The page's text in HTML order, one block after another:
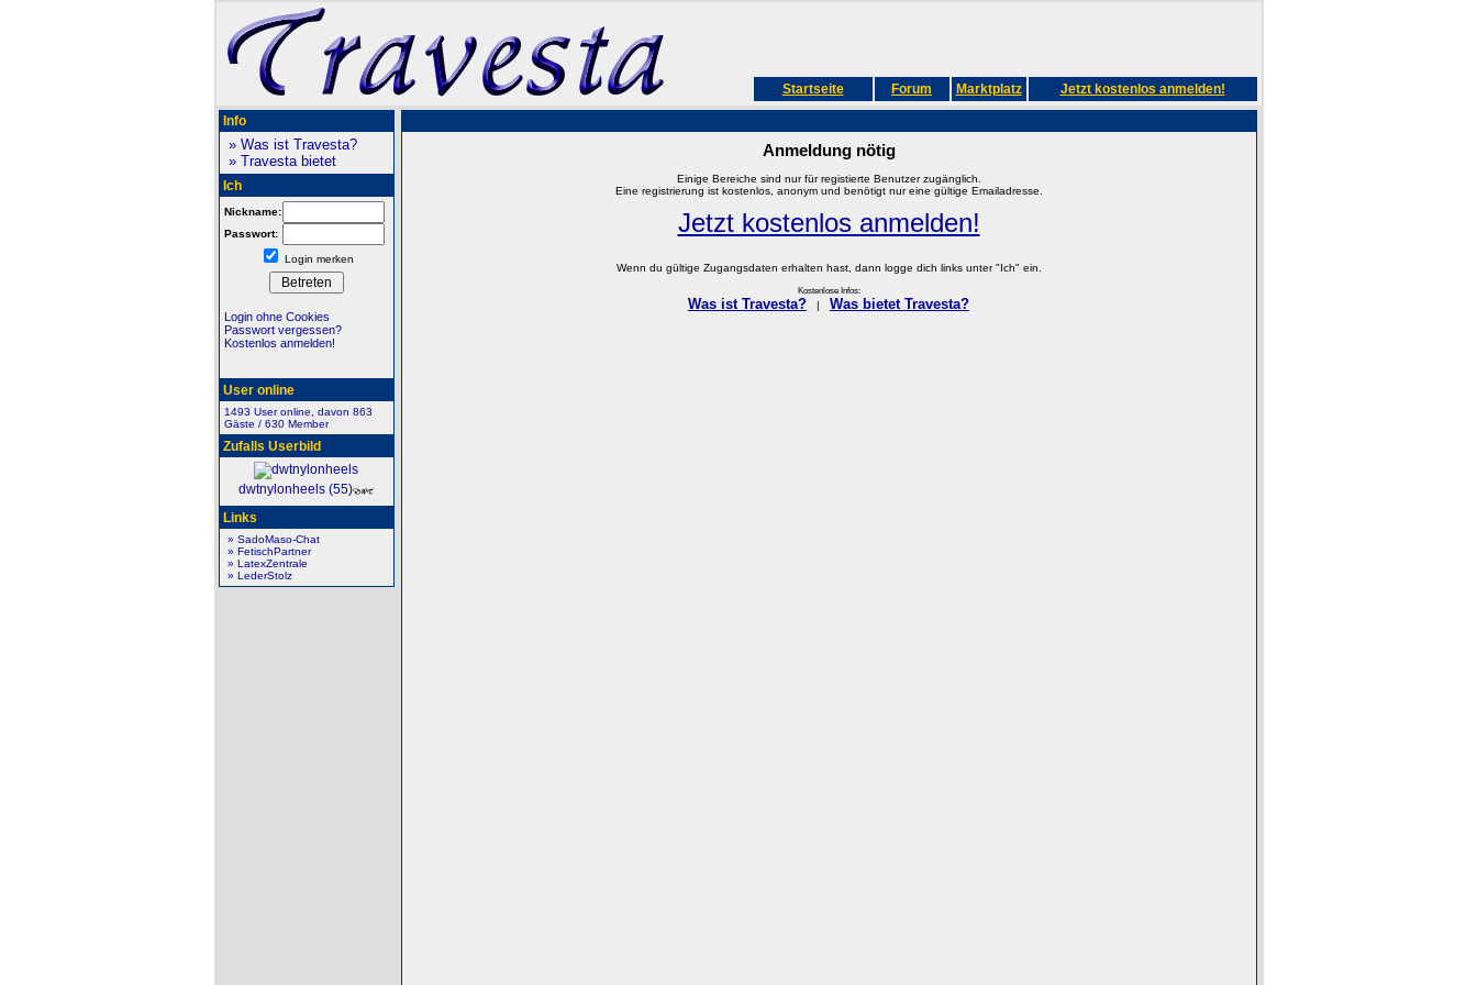
Startseite Forum Marktplatz Jetzt kostenlos anmelden!
Info
» Was ist Travesta?
» Travesta bietet
Ich
Nickname:
Passwort:
Login merken
Login ohne Cookies
Passwort vergessen?
Kostenlos anmelden!
User online
1493 User online, davon 863
Gäste / 630 Member
Zufalls Userbild
dwtnylonheels (55)
Links
» SadoMaso-Chat
» FetischPartner
» LatexZentrale
» LederStolz
Anmeldung nötig
Einige Bereiche sind nur für registierte Benutzer zugänglich.
Eine registrierung ist kostenlos, anonym und benötigt nur eine gültige Emailadresse.
Jetzt kostenlos anmelden!
Wenn du gültige Zugangsdaten erhalten hast, dann logge dich links unter "Ich" ein.
Kostenlose Infos:
Was ist Travesta? Was bietet Travesta?